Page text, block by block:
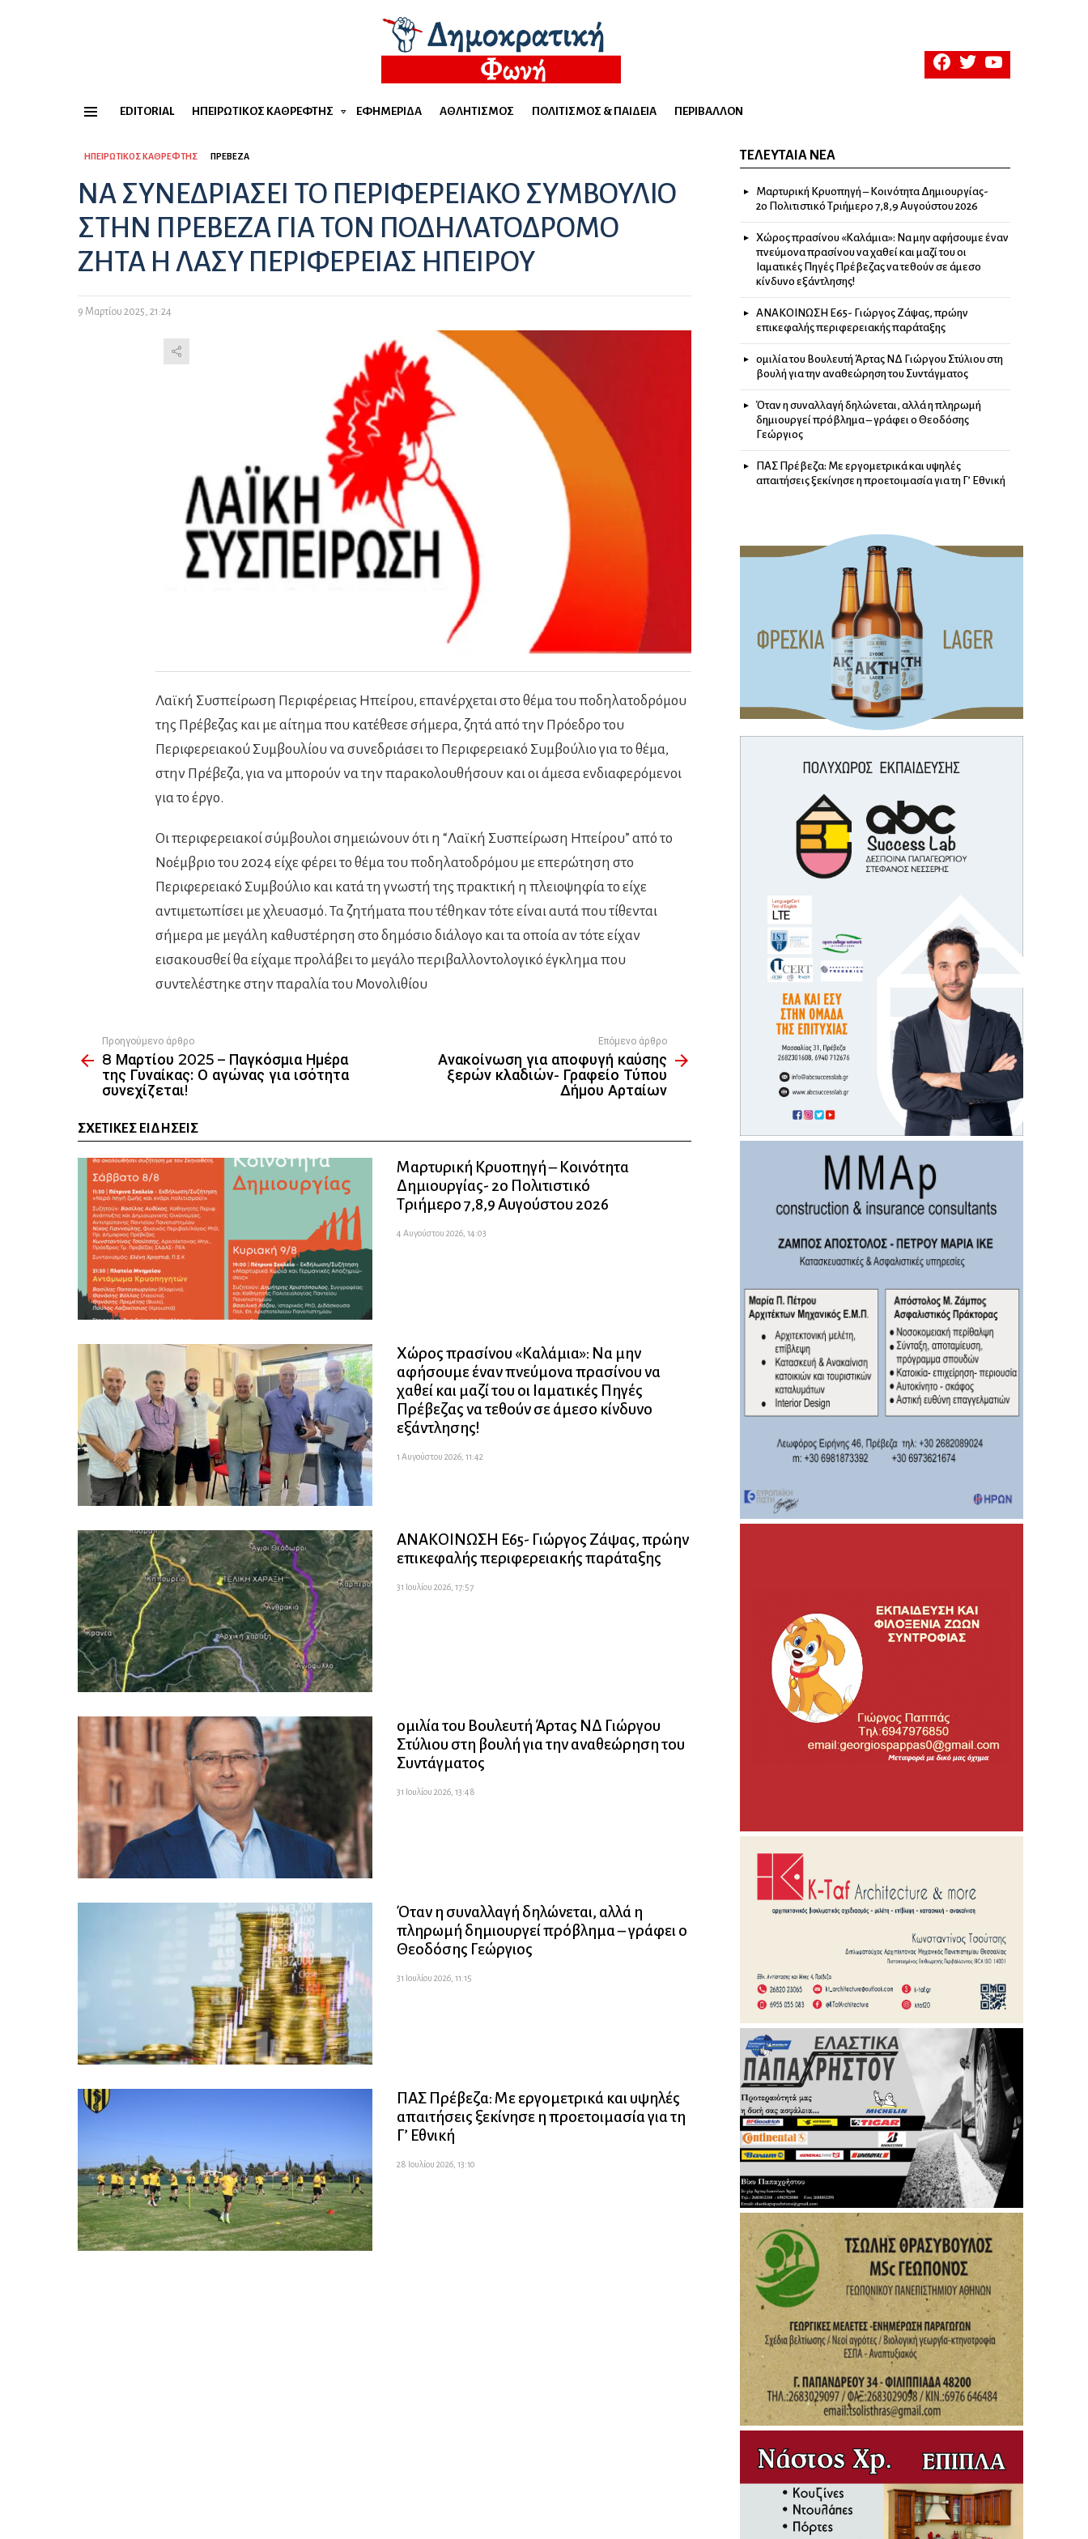
facebooktwitteryoutube
EDITORIAL ΗΠΕΙΡΏΤΙΚΟΣ ΚΑΘΡΈΦΤΗΣ ΕΦΗΜΕΡΊΔΑ ΑΘΛΗΤΙΣΜΌΣ ΠΟΛΙΤΙΣΜΌΣ & ΠΑΙΔΕΊΑ ΠΕΡΙΒΆΛΛΟΝ
ΗΠΕΙΡΏΤΙΚΟΣ ΚΑΘΡΈΦΤΗΣ ΠΡΈΒΕΖΑ
ΝΑ ΣΥΝΕΔΡΙΑΣΕΙ ΤΟ ΠΕΡΙΦΕΡΕΙΑΚΟ ΣΥΜΒΟΥΛΙΟ
ΣΤΗΝ ΠΡΕΒΕΖΑ ΓΙΑ ΤΟΝ ΠΟΔΗΛΑΤΟΔΡΟΜΟ
ΖΗΤΑ Η ΛΑΣΥ ΠΕΡΙΦΕΡΕΙΑΣ ΗΠΕΙΡΟΥ
9 Μαρτίου 2025, 21:24
Λαϊκή Συσπείρωση Περιφέρειας Ηπείρου, επανέρχεται στο θέμα του ποδηλατοδρόμου
της Πρέβεζας και με αίτημα που κατέθεσε σήμερα, ζητά από την Πρόεδρο του
Περιφερειακού Συμβουλίου να συνεδριάσει το Περιφερειακό Συμβούλιο για το θέμα,
στην Πρέβεζα, για να μπορούν να την παρακολουθήσουν και οι άμεσα ενδιαφερόμενοι
για το έργο.
Οι περιφερειακοί σύμβουλοι σημειώνουν ότι η “Λαϊκή Συσπείρωση Ηπείρου” από το
Νοέμβριο του 2024 είχε φέρει το θέμα του ποδηλατοδρόμου με επερώτηση στο
Περιφερειακό Συμβούλιο και κατά τη γνωστή της πρακτική η πλειοψηφία το είχε
αντιμετωπίσει με χλευασμό. Τα ζητήματα που τέθηκαν τότε είναι αυτά που τίθενται
σήμερα με μεγάλη καθυστέρηση στο δημόσιο διάλογο και τα οποία αν τότε είχαν
εισακουσθεί θα είχαμε προλάβει το μεγάλο περιβαλλοντολογικό έγκλημα που
συντελέστηκε στην παραλία του Μονολιθίου
more
Προηγούμενο άρθρο
8 Μαρτίου 2025 – Παγκόσμια Ημέρα
της Γυναίκας: Ο αγώνας για ισότητα
συνεχίζεται!
Επόμενο άρθρο
Ανακοίνωση για αποφυγή καύσης
ξερών κλαδιών- Γραφείο Τύπου
Δήμου Αρταίων
ΣΧΕΤΙΚΈΣ ΕΙΔΉΣΕΙΣ
Μαρτυρική Κρυοπηγή – Κοινότητα
Δημιουργίας- 2ο Πολιτιστικό
Τριήμερο 7,8,9 Αυγούστου 2026
4 Αυγούστου 2026, 14:03
Χώρος πρασίνου «Καλάμια»: Να μην
αφήσουμε έναν πνεύμονα πρασίνου να
χαθεί και μαζί του οι Ιαματικές Πηγές
Πρέβεζας να τεθούν σε άμεσο κίνδυνο
εξάντλησης!
1 Αυγούστου 2026, 11:42
ΑΝΑΚΟΙΝΩΣΗ Ε65- Γιώργος Ζάψας, πρώην
επικεφαλής περιφερειακής παράταξης
31 Ιουλίου 2026, 17:57
ομιλία του Βουλευτή Άρτας ΝΔ Γιώργου
Στύλιου στη βουλή για την αναθεώρηση του
Συντάγματος
31 Ιουλίου 2026, 13:48
Όταν η συναλλαγή δηλώνεται, αλλά η
πληρωμή δημιουργεί πρόβλημα – γράφει ο
Θεοδόσης Γεώργιος
31 Ιουλίου 2026, 11:15
ΠΑΣ Πρέβεζα: Με εργομετρικά και υψηλές
απαιτήσεις ξεκίνησε η προετοιμασία για τη
Γ’ Εθνική
28 Ιουλίου 2026, 13:10
ΤΕΛΕΥΤΑΊΑ ΝΈΑ
Μαρτυρική Κρυοπηγή – Κοινότητα Δημιουργίας-
2ο Πολιτιστικό Τριήμερο 7,8,9 Αυγούστου 2026
Χώρος πρασίνου «Καλάμια»: Να μην αφήσουμε έναν
πνεύμονα πρασίνου να χαθεί και μαζί του οι
Ιαματικές Πηγές Πρέβεζας να τεθούν σε άμεσο
κίνδυνο εξάντλησης!
ΑΝΑΚΟΙΝΩΣΗ Ε65- Γιώργος Ζάψας, πρώην
επικεφαλής περιφερειακής παράταξης
ομιλία του Βουλευτή Άρτας ΝΔ Γιώργου Στύλιου στη
βουλή για την αναθεώρηση του Συντάγματος
Όταν η συναλλαγή δηλώνεται, αλλά η πληρωμή
δημιουργεί πρόβλημα – γράφει ο Θεοδόσης
Γεώργιος
ΠΑΣ Πρέβεζα: Με εργομετρικά και υψηλές
απαιτήσεις ξεκίνησε η προετοιμασία για τη Γ’ Εθνική